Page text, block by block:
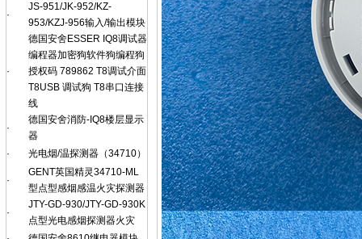
·
JS-951/JK-952/KZ-
953/KZJ-956输入/输出模块
·
德国安舍ESSER IQ8调试器
编程器加密狗软件狗编程狗
授权码 789862 T8调试介面
T8USB 调试狗 T8串口连接
线
·
德国安舍消防-IQ8楼层显示
器
·
光电烟/温探测器（34710）
·
GENT英国精灵34710-ML
型点型感烟感温火灾探测器
·
JTY-GD-930/JTY-GD-930K
点型光电感烟探测器火灾